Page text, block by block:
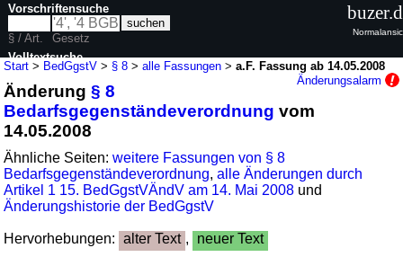
Start > BedGgstV > § 8 >alle Fassungen >a.F. Fassung ab 14.05.2008
Änderungsalarm
Änderung§ 8
Bedarfsgegenständeverordnung vom
14.05.2008
Ähnliche Seiten:weitere Fassungen von § 8
Bedarfsgegenständeverordnung,alle Änderungen durch
Artikel 1 15. BedGgstVÄndV am 14. Mai 2008 und
Änderungshistorie der BedGgstV
Hervorhebungen: alter Text , neuer Text
Vorschriftensuche
§ / Art.
Gesetz
Volltextsuche
nur in BedGgstV